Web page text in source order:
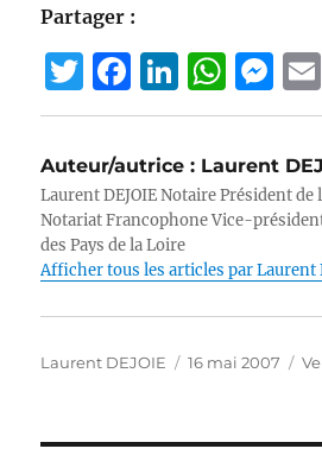
Partager :
T
w
it
te
r
F
a
c
e
b
o
Li
n
e
d
I
W
h
s
A
p
M
e
ss
e
n
g
Auteur/autrice : Laurent
Laurent DEJOIE Notaire Président
Notariat Francophone Vice-
des Pays de la Loire
Afficher tous les articles par Laurent
Auteur
Laurent DEJOIE
Publié
16 mai 2007